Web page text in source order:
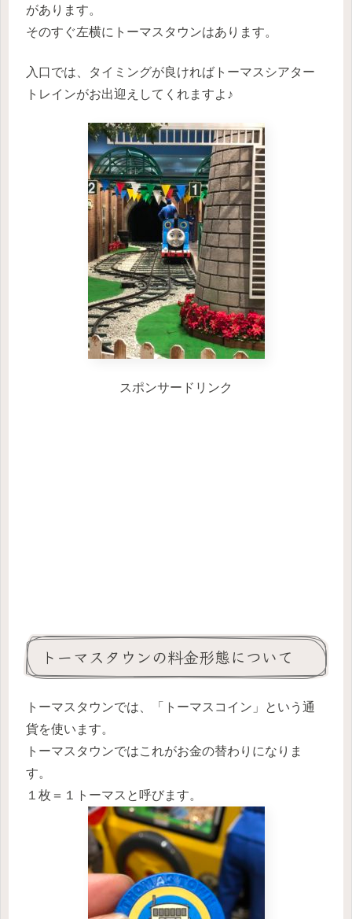
があります。
そのすぐ左横にトーマスタウンはあります。
入口では、タイミングが良ければトーマスシアター
トレインがお出迎えしてくれますよ♪
スポンサードリンク
トーマスタウンの料金形態について
トーマスタウンでは、「トーマスコイン」という通
貨を使います。
トーマスタウンではこれがお金の替わりになりま
す。
１枚＝１トーマスと呼びます。